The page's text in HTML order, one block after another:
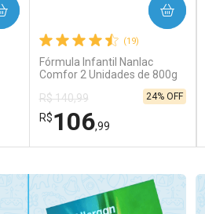
(19)
Fórmula Infantil Nanlac
Comfor 2 Unidades de 800g
R$ 140,99
R$106,99
24% OFF
COMPRAR
Laboratório
Por Menos